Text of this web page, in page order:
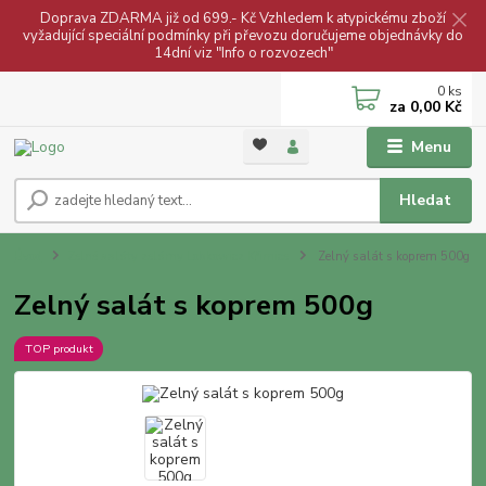
Doprava ZDARMA již od 699.- Kč Vzhledem k atypickému zboží
vyžadující speciální podmínky při převozu doručujeme objednávky do
14dní viz "Info o rozvozech"
Menu
Hledat
0 ks
za 0,00 Kč
Zelný salát s koprem 500g
Zelný salát s koprem 500g
TOP produkt